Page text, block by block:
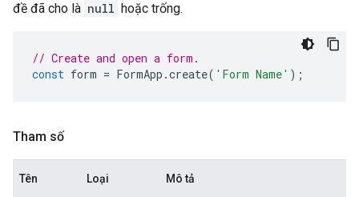
đề đã cho là null hoặc trống.
// Create and open a form.
const form = FormApp .create( 'Form Name' );
Tham số
Tên Loại Mô tả